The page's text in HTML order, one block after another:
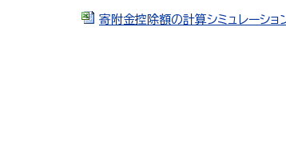
寄附金控除額の計算シミュレーシ